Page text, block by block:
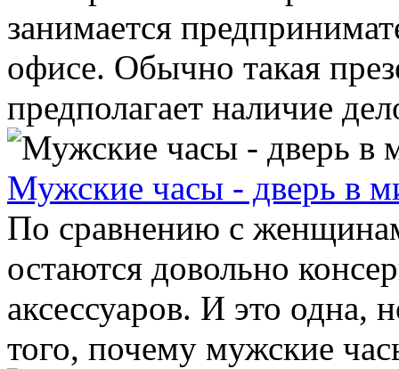
занимается
офисе. Обычно такая
предполагает наличие
Мужские часы - дверь в
По сравнению с
остаются довольно
аксессуаров. И это одна,
того, почему мужские